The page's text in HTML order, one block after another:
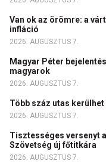
Van ok az örömre: a
infláció
2026. AUGUSZTUS 7.
Magyar Péter
magyarok
2026. AUGUSZTUS 7.
Több száz utas
2026. AUGUSZTUS 7.
Tisztességes versenyt
Szövetség új főtitkára
2026. AUGUSZTUS 7.